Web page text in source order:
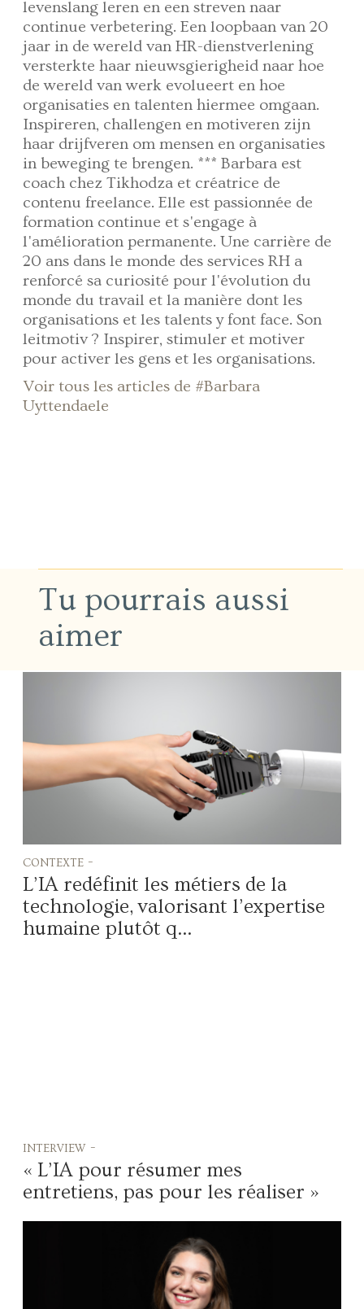
levenslang leren en een streven naar
continue verbetering. Een loopbaan van 20
jaar in de wereld van HR-dienstverlening
versterkte haar nieuwsgierigheid naar hoe
de wereld van werk evolueert en hoe
organisaties en talenten hiermee omgaan.
Inspireren, challengen en motiveren zijn
haar drijfveren om mensen en organisaties
in beweging te brengen. *** Barbara est
coach chez Tikhodza et créatrice de
contenu freelance. Elle est passionnée de
formation continue et s'engage à
l'amélioration permanente. Une carrière de
20 ans dans le monde des services RH a
renforcé sa curiosité pour l'évolution du
monde du travail et la manière dont les
organisations et les talents y font face. Son
leitmotiv ? Inspirer, stimuler et motiver
pour activer les gens et les organisations.
Voir tous les articles de #Barbara
Uyttendaele
Tu pourrais aussi
aimer
contexte -
L’IA redéfinit les métiers de la
technologie, valorisant l’expertise
humaine plutôt q...
interview -
« L’IA pour résumer mes
entretiens, pas pour les réaliser »